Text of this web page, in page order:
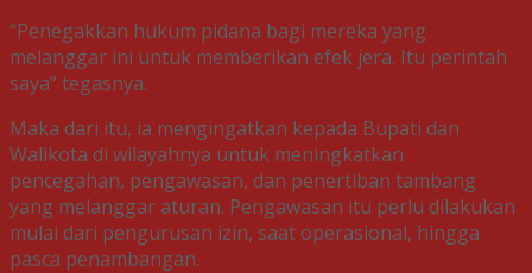
“Penegakkan hukum pidana bagi mereka yang
melanggar ini untuk memberikan efek jera. Itu perintah
saya” tegasnya.
Maka dari itu, ia mengingatkan kepada Bupati dan
Walikota di wilayahnya untuk meningkatkan
pencegahan, pengawasan, dan penertiban tambang
yang melanggar aturan. Pengawasan itu perlu dilakukan
mulai dari pengurusan izin, saat operasional, hingga
pasca penambangan.